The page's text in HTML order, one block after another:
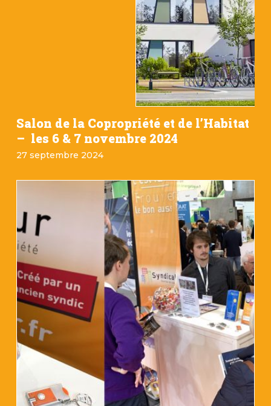
Salon de la Copropriété et de l’Habitat
– les 6 & 7 novembre 2024
27 septembre 2024